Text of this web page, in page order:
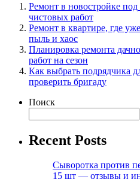
Ремонт в новостройке
чистовых работ
Ремонт в квартире, где
пыль и хаос
Планировка ремонта
работ на сезон
Как выбрать подрядчика
проверить бригаду
Поиск
Recent Posts
Сыворотка против
15 шт — отзывы и